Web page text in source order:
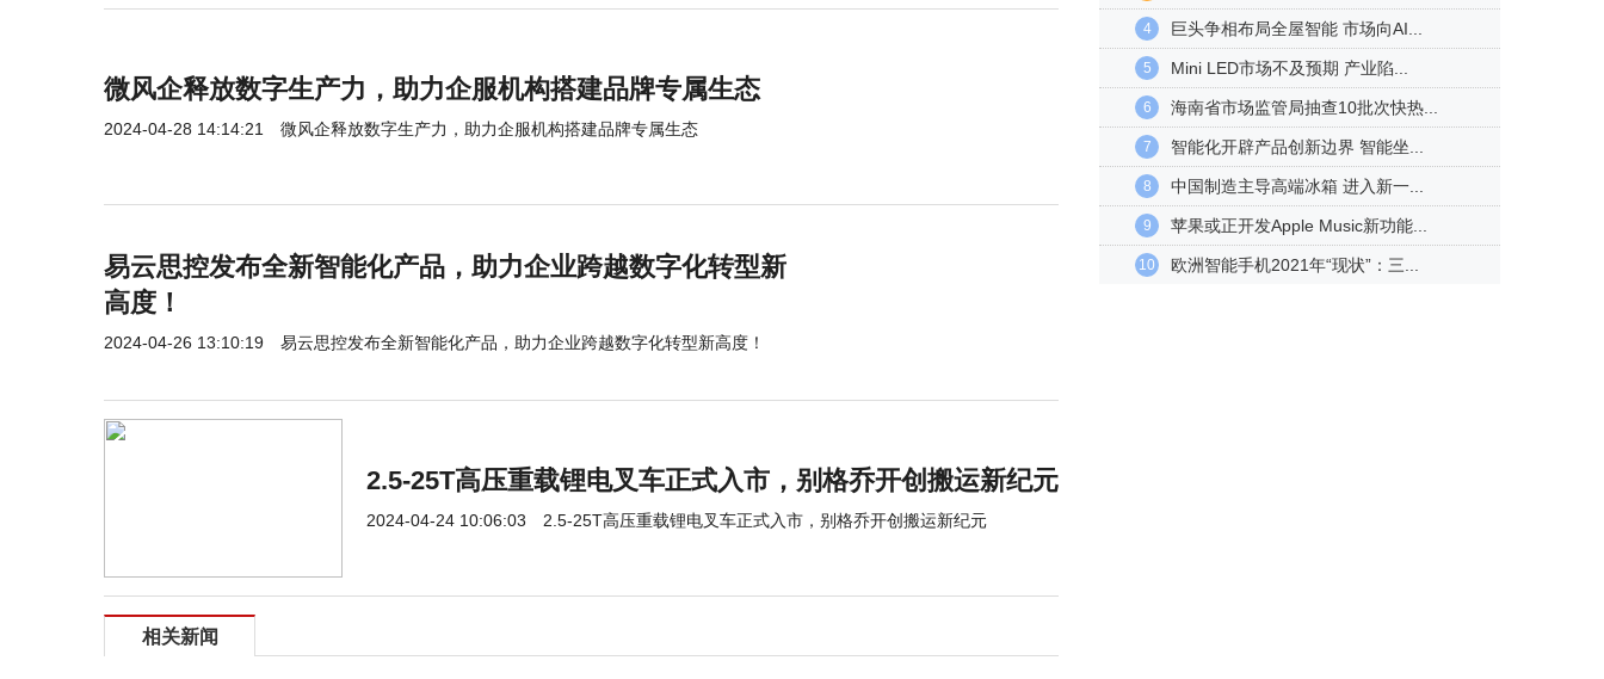
微风企释放数字生产力，助力企服机构搭建品牌专属生态
2024-04-28 14:14:21 微风企释放数字生产力，助力企服机构搭建品牌专属生态
易云思控发布全新智能化产品，助力企业跨越数字化转型新
高度！
2024-04-26 13:10:19 易云思控发布全新智能化产品，助力企业跨越数字化转型新高度！
​2.5-25T高压重载锂电叉车正式入市，别格乔开创搬运新纪元
2024-04-24 10:06:03 ​2.5-25T高压重载锂电叉车正式入市，别格乔开创搬运新纪元
相关新闻
4 巨头争相布局全屋智能 市场向AI...
5 Mini LED市场不及预期 产业陷...
6 海南省市场监管局抽查10批次快热...
7 智能化开辟产品创新边界 智能坐...
8 中国制造主导高端冰箱 进入新一...
9 苹果或正开发Apple Music新功能...
10 欧洲智能手机2021年“现状”：三...